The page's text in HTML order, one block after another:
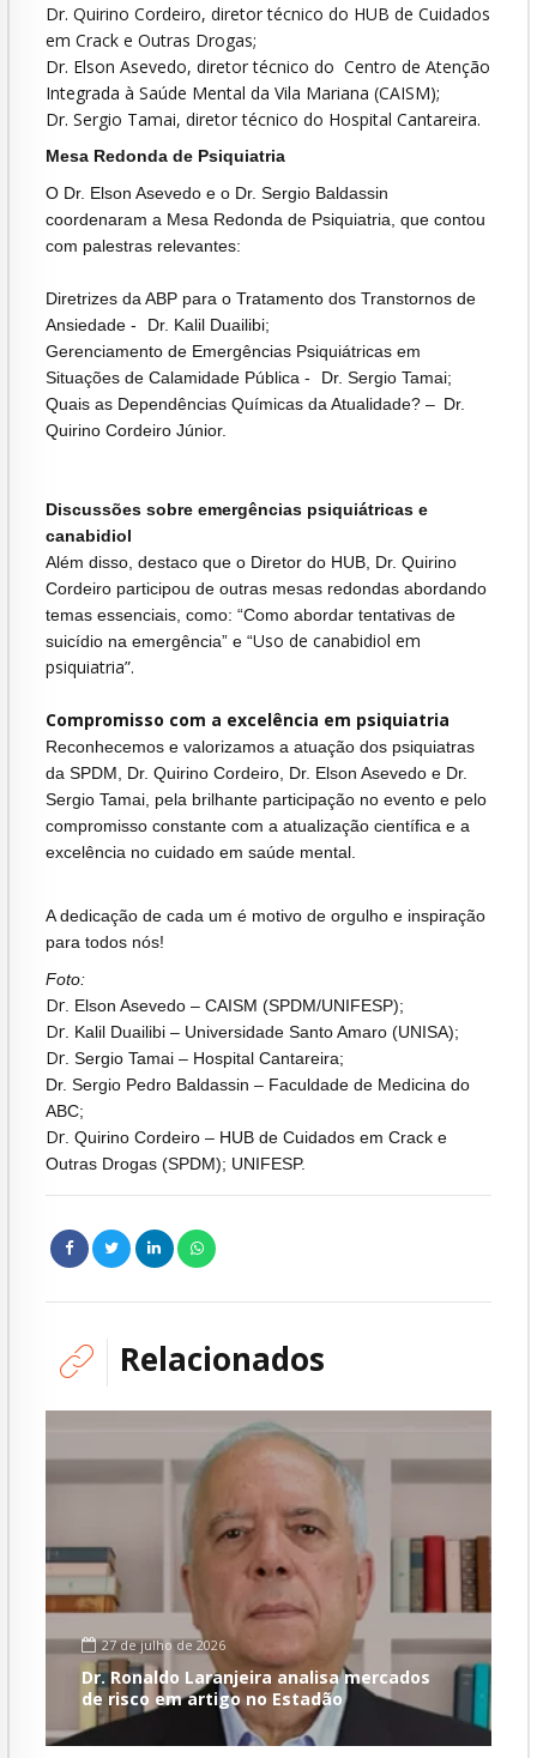
Dr. Quirino Cordeiro, diretor técnico do HUB de Cuidados
em Crack e Outras Drogas;
Dr. Elson Asevedo, diretor técnico do Centro de Atenção
Integrada à Saúde Mental da Vila Mariana (CAISM);
Dr. Sergio Tamai, diretor técnico do Hospital Cantareira.
Mesa Redonda de Psiquiatria
O Dr. Elson Asevedo e o Dr. Sergio Baldassin
coordenaram a Mesa Redonda de Psiquiatria, que contou
com palestras relevantes:
Diretrizes da ABP para o Tratamento dos Transtornos de
Ansiedade - Dr. Kalil Duailibi;
Gerenciamento de Emergências Psiquiátricas em
Situações de Calamidade Pública - Dr. Sergio Tamai;
Quais as Dependências Químicas da Atualidade? – Dr.
Quirino Cordeiro Júnior.
Discussões sobre emergências psiquiátricas e
canabidiol
Além disso, destaco que o Diretor do HUB, Dr. Quirino
Cordeiro participou de outras mesas redondas abordando
temas essenciais, como: “Como abordar tentativas de
suicídio na emergência” e “Uso de canabidiol em
psiquiatria”.
Compromisso com a excelência em psiquiatria
Reconhecemos e valorizamos a atuação dos psiquiatras
da SPDM, Dr. Quirino Cordeiro, Dr. Elson Asevedo e Dr.
Sergio Tamai, pela brilhante participação no evento e pelo
compromisso constante com a atualização científica e a
excelência no cuidado em saúde mental.
A dedicação de cada um é motivo de orgulho e inspiração
para todos nós!
Foto:
Dr . Elson Asevedo – CAISM (SPDM/UNIFESP);
Dr . Kalil Duailibi – Universidade Santo Amaro (UNISA);
Dr . Sergio Tamai – Hospital Cantareira;
Dr. Sergio Pedro Baldassin – Faculdade de Medicina do
ABC;
Dr . Quirino Cordeiro – HUB de Cuidados em Crack e
Outras Drogas (SPDM); UNIFESP.
Relacionados
27 de julho de 2026
Dr. Ronaldo Laranjeira analisa mercados
de risco em artigo no Estadão